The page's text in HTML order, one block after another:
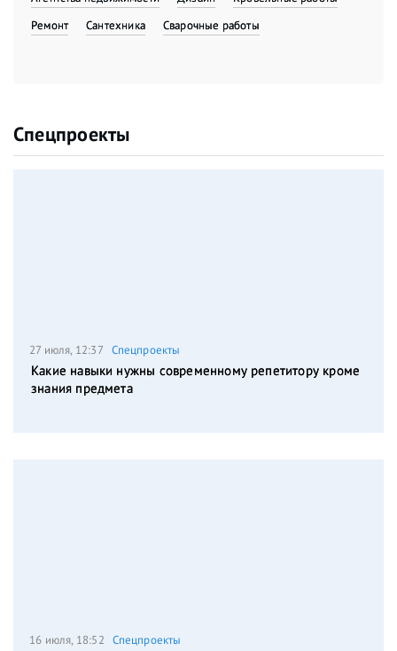
Ремонт
Сантехника Сварочные работы
Спецпроекты
27 июля, 12:37 Спецпроекты
Какие навыки нужны современному репетитору кроме
знания предмета
16 июля, 18:52 Спецпроекты